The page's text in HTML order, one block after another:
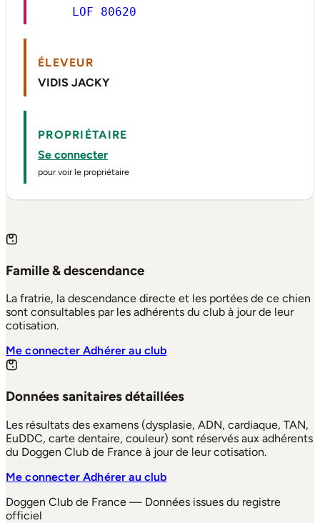
LOF 80620
ÉLEVEUR
VIDIS JACKY
PROPRIÉTAIRE
Se connecter
pour voir le propriétaire
Famille & descendance
La fratrie, la descendance directe et les portées de ce chien
sont consultables par les adhérents du club à jour de leur
cotisation.
Me connecterAdhérer au club
Données sanitaires détaillées
Les résultats des examens (dysplasie, ADN, cardiaque, TAN,
EuDDC, carte dentaire, couleur) sont réservés aux adhérents
du Doggen Club de France à jour de leur cotisation.
Me connecterAdhérer au club
Doggen Club de France — Données issues du registre
officiel